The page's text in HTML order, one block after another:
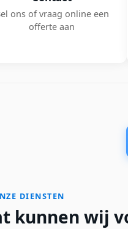
ons of vraag online een
offerte aan
DIENSTEN
kunnen wij